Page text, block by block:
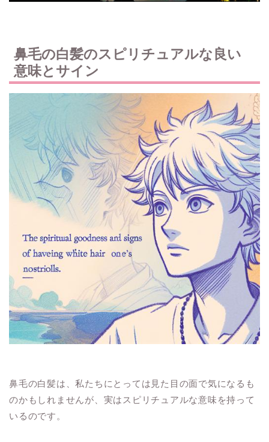
鼻毛の白髪のスピリチュアルな良い
意味とサイン
鼻毛の白髪は、私たちにとっては見た目の面で気になるも
のかもしれませんが、実はスピリチュアルな意味を持って
いるのです。